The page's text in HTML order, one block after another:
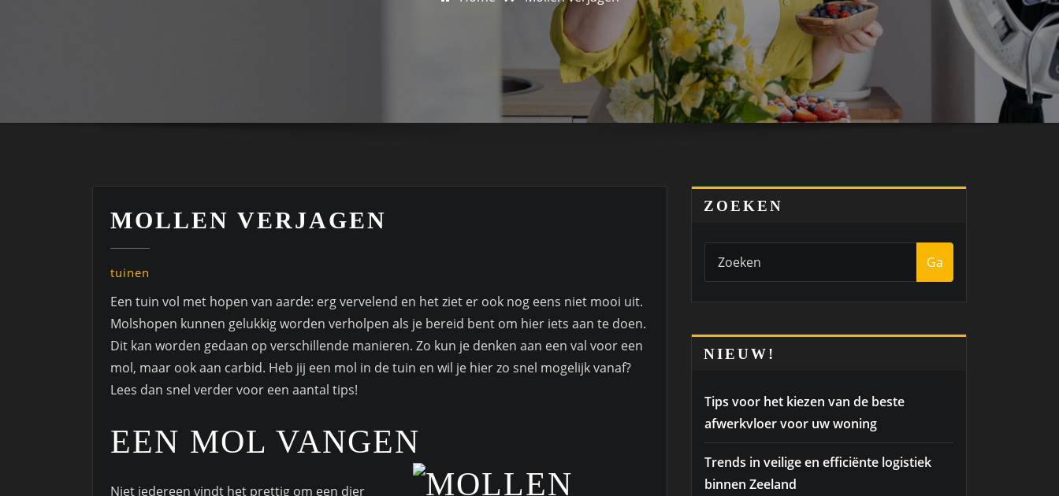
MOLLEN VERJAGEN
tuinen
Een tuin vol met hopen van aarde: erg vervelend en het ziet er ook nog eens niet mooi uit.
Molshopen kunnen gelukkig worden verholpen als je bereid bent om hier iets aan te doen.
Dit kan worden gedaan op verschillende manieren. Zo kun je denken aan een val voor een
mol, maar ook aan carbid. Heb jij een mol in de tuin en wil je hier zo snel mogelijk vanaf?
Lees dan snel verder voor een aantal tips!
EEN MOL VANGEN
Niet iedereen vindt het prettig om een dier
ZOEKEN
Ga
NIEUW!
Tips voor het kiezen van de beste
afwerkvloer voor uw woning
Trends in veilige en efficiënte logistiek
binnen Zeeland